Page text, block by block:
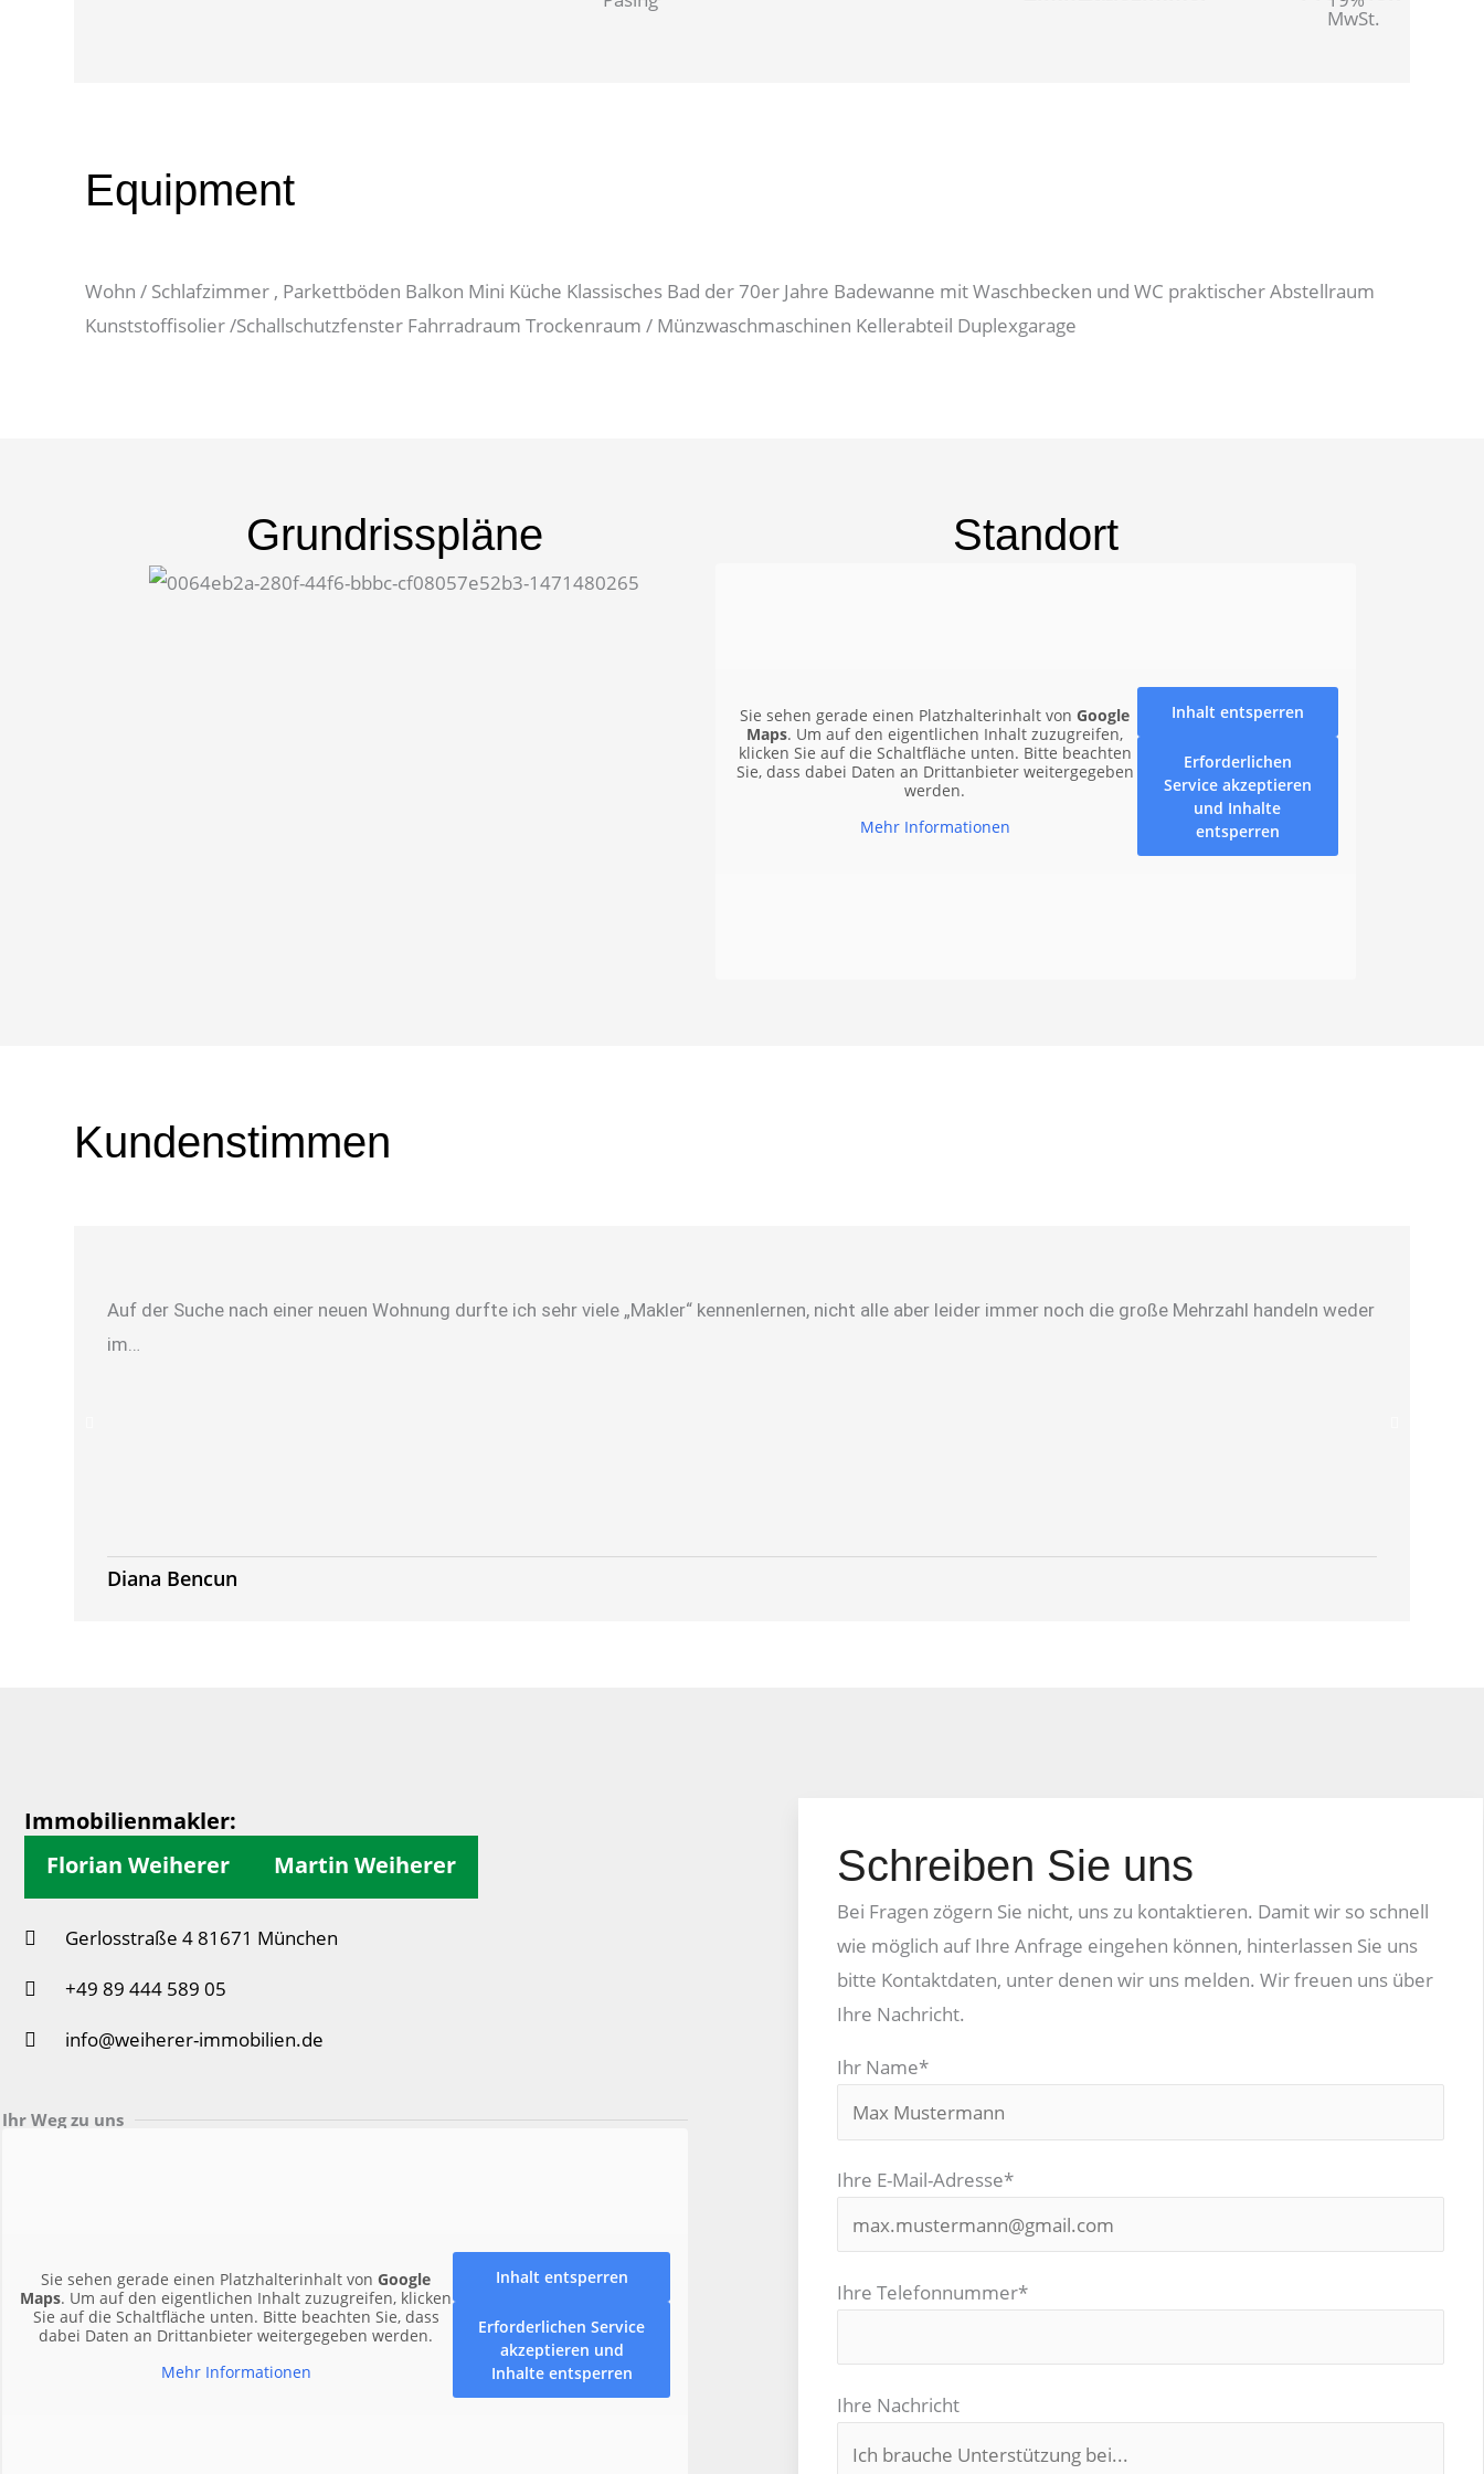
MwSt.
Equipment
Wohn / Schlafzimmer , Parkettböden Balkon Mini Küche Klassisches Bad der 70er Jahre Badewanne mit Waschbecken und WC praktischer Abstellraum
Kunststoffisolier /Schallschutzfenster Fahrradraum Trockenraum / Münzwaschmaschinen Kellerabteil Duplexgarage
Grundrisspläne Standort
Sie sehen gerade einen Platzhalterinhalt vonGoogle
Maps. Um auf den eigentlichen Inhalt zuzugreifen,
klicken Sie auf die Schaltfläche unten. Bitte beachten
Sie, dass dabei Daten an Drittanbieter weitergegeben
werden.
Mehr Informationen
Inhalt entsperren
Erforderlichen
Service akzeptieren
und Inhalte
entsperren
Kundenstimmen
Auf der Suche nach einer neuen Wohnung durfte ich sehr viele „Makler“ kennenlernen, nicht alle aber leider immer noch die große Mehrzahl handeln weder
im…
Diana Bencun
Immobilienmakler:
Florian Weiherer
Martin Weiherer
Gerlosstraße 4 81671 München
+49 89 444 589 05
info@weiherer-immobilien.de
Ihr Weg zu uns
Sie sehen gerade einen Platzhalterinhalt vonGoogle
Maps. Um auf den eigentlichen Inhalt zuzugreifen, klicken
Sie auf die Schaltfläche unten. Bitte beachten Sie, dass
dabei Daten an Drittanbieter weitergegeben werden.
Mehr Informationen
Inhalt entsperren
Erforderlichen Service
akzeptieren und
Inhalte entsperren
Schreiben Sie uns
Bei Fragen zögern Sie nicht, uns zu kontaktieren. Damit wir so schnell
wie möglich auf Ihre Anfrage eingehen können, hinterlassen Sie uns
bitte Kontaktdaten, unter denen wir uns melden. Wir freuen uns über
Ihre Nachricht.
Ihr Name*
Ihre E-Mail-Adresse*
Ihre Telefonnummer*
Ihre Nachricht